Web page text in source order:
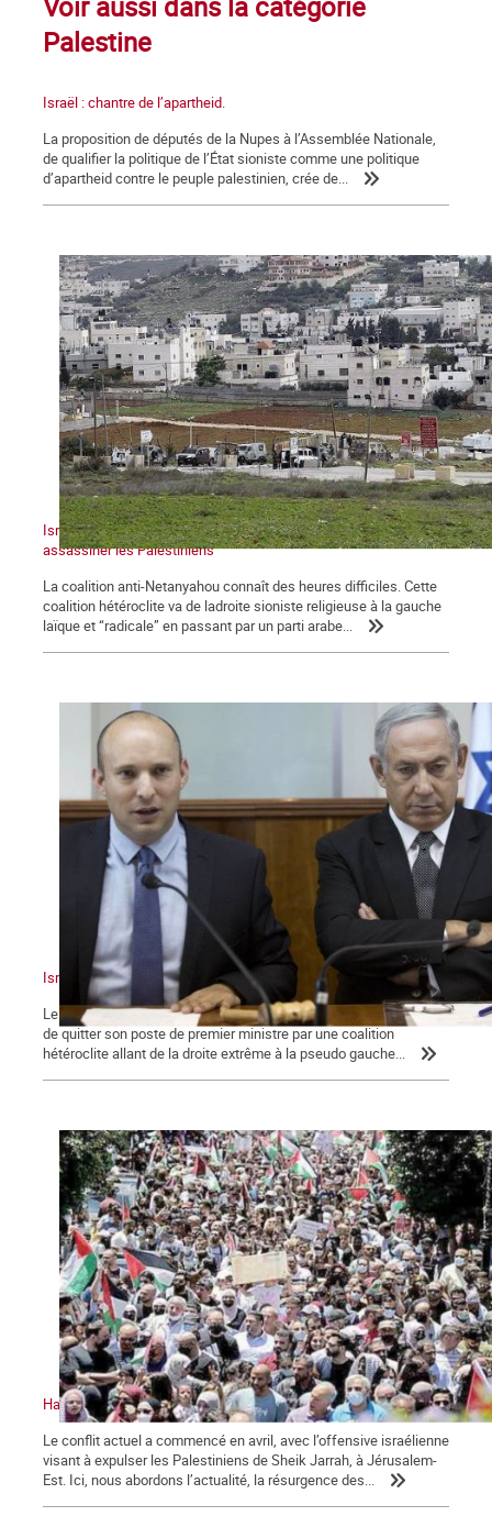
Palestine
Israël : chantre de l’apartheid.
La proposition de députés de la Nupes à l’Assemblée Nationale,
de qualifier la politique de l’État sioniste comme une politique
d’apartheid contre le peuple palestinien, crée de...
Israël : un gouvernement dans la tempête qui continue à
assassiner les Palestiniens
La coalition anti-Netanyahou connaît des heures difficiles. Cette
coalition hétéroclite va de ladroite sioniste religieuse à la gauche
laïque et “radicale” en passant par un parti arabe...
Israël : un sioniste en chasse un autre !
Le dimanche 13 juin 2021, Benyamin Nétanyahou a été contraint
de quitter son poste de premier ministre par une coalition
hétéroclite allant de la droite extrême à la pseudo gauche...
Halte à l’attaque israélienne. Vive la résistance palestinienne
Le conflit actuel a commencé en avril, avec l’offensive israélienne
visant à expulser les Palestiniens de Sheik Jarrah, à Jérusalem-
Est. Ici, nous abordons l’actualité, la résurgence des...